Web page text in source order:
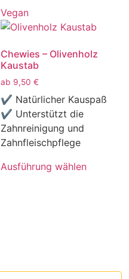
Vegan
Chewies – Olivenholz
Kaustab
ab 9,50 €
✔ Natürlicher Kauspaß
✔ Unterstützt die
Zahnreinigung und
Zahnfleischpflege
Ausführung wählen